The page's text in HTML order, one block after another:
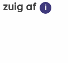
zuig af i